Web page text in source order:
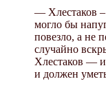
— Хлестаков –
могло бы
повезло, а не
случайно
Хлестаков —
и должен